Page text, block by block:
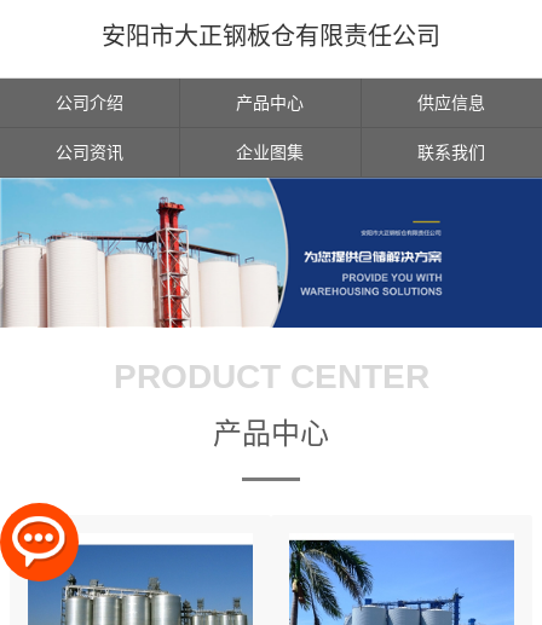
安阳市大正钢板仓有限责任公司
公司介绍 产品中心 供应信息
公司资讯 企业图集 联系我们
PRODUCT CENTER
产品中心